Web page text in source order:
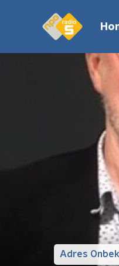
Adres